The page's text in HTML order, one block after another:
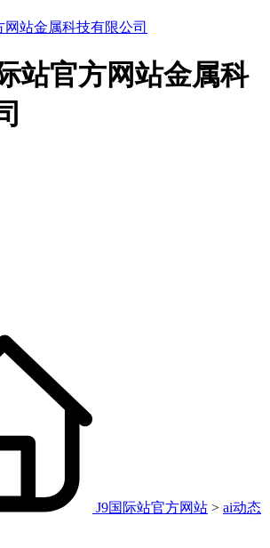
站官方网站金属科
J9国际站官方网站 > ai动态